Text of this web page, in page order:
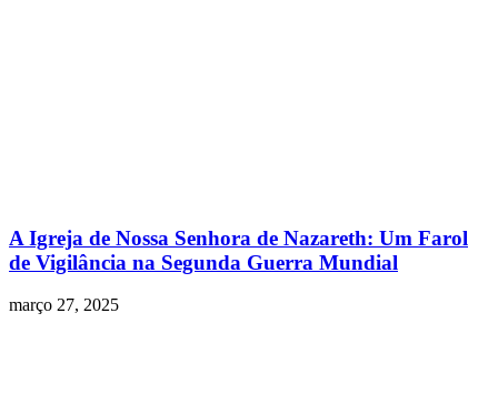
A Igreja de Nossa Senhora de Nazareth: Um Farol
de Vigilância na Segunda Guerra Mundial
março 27, 2025